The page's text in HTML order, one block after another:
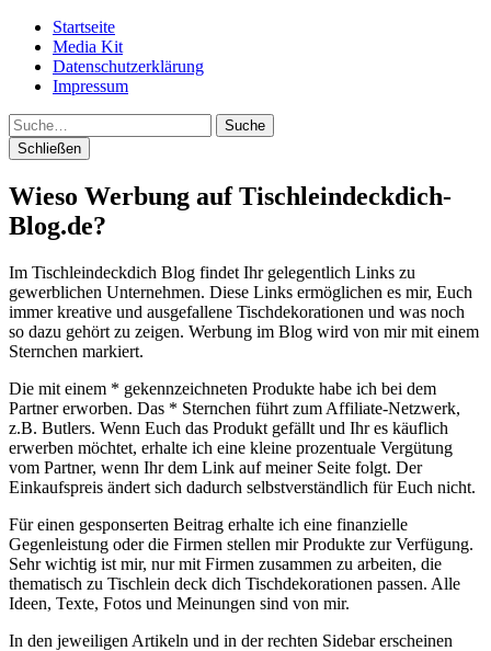
Startseite
Media Kit
Datenschutzerklärung
Impressum
Suche
Schließen
Wieso Werbung auf Tischleindeckdich-
Blog.de?
Im Tischleindeckdich Blog findet Ihr gelegentlich Links zu
gewerblichen Unternehmen. Diese Links ermöglichen es mir, Euch
immer kreative und ausgefallene Tischdekorationen und was noch
so dazu gehört zu zeigen. Werbung im Blog wird von mir mit einem
Sternchen markiert.
Die mit einem * gekennzeichneten Produkte habe ich bei dem
Partner erworben. Das * Sternchen führt zum Affiliate-Netzwerk,
z.B. Butlers. Wenn Euch das Produkt gefällt und Ihr es käuflich
erwerben möchtet, erhalte ich eine kleine prozentuale Vergütung
vom Partner, wenn Ihr dem Link auf meiner Seite folgt. Der
Einkaufspreis ändert sich dadurch selbstverständlich für Euch nicht.
Für einen gesponserten Beitrag erhalte ich eine finanzielle
Gegenleistung oder die Firmen stellen mir Produkte zur Verfügung.
Sehr wichtig ist mir, nur mit Firmen zusammen zu arbeiten, die
thematisch zu Tischlein deck dich Tischdekorationen passen. Alle
Ideen, Texte, Fotos und Meinungen sind von mir.
In den jeweiligen Artikeln und in der rechten Sidebar erscheinen